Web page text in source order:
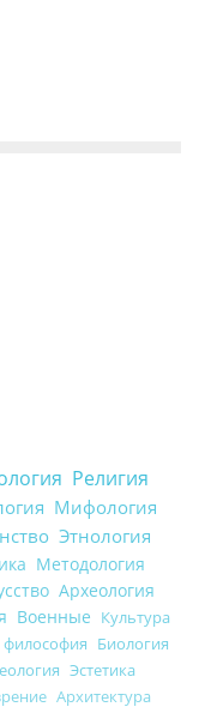
Религия
Мифология
Этнология
Методология
Археология
Военные Культура
философия Биология
Эстетика
Архитектура